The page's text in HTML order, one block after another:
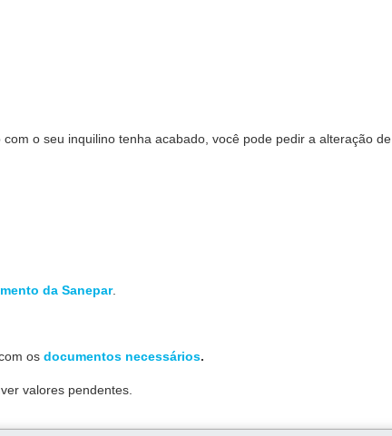
o seu inquilino tenha acabado, você pode pedir a alteração de
da Sanepar.
os documentos necessários.
valores pendentes.